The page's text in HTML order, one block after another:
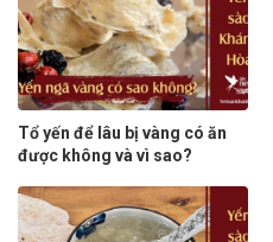
Tổ yến để lâu bị vàng có ăn
được không và vì sao?